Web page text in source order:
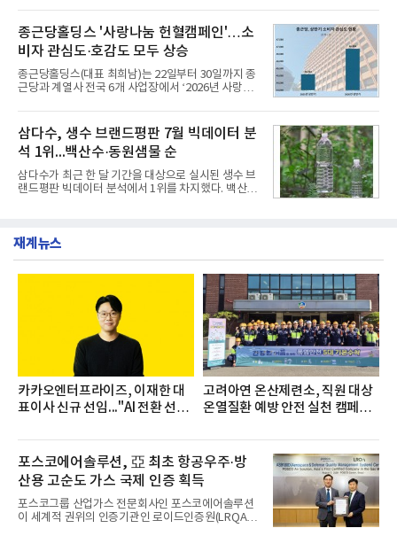
서도
부터 30일까지 서울 원센티널 NH농협캐피탈타워 22
층에서 운영했다고 31일 밝혔다.이번 프로그램은 경
영지원부 홍보팀과 2026년 새로이(e)＊가 공동 주관
했으며, ▲팀장·부장(7.27), ▲계장·주임(7.28), ▲과
장·차장(7.29), ▲대리(7.30) 등 직급별로 총 4회에 걸
쳐 진행됐다.참고로 새로이(e)는 NH농협캐피탈 MZ
세대들로(과장~계장) 구성된 자율 참여조직으로, 조
반에 전파하는 역할
종근당홀딩스 '사랑나눔 헌혈캠페인'…소
비자 관심도·호감도 모두 상승
종근당홀딩스(대표 최희남)는 22일부터 30일까지 종
근당과 계열사 전국 6개 사업장에서 ‘2026년 사랑나
인은 장마와 폭염, 여름휴가 등으로 헌혈 참여가 줄어
드는 시기에 안정적 혈액 수급에 기여하고 생명나눔
문화를 확산하기 위해 마련됐다.캠페인은 종근당 천
안공장을 시작으로 ▲효종연구소 ▲종근당바이오 안
산공장 ▲경보제약 아산본사 ▲종근당건강 당진공장
▲종근당 본사 등 전국 6개 사업장에서 릴레이 방식
으로 이어졌다.캠페인 기간에는 임직원의 참여를 독
증을 한국백혈병
삼다수, 생수 브랜드평판 7월 빅데이터 분
석 1위...백산수·동원샘물 순
삼다수가 최근 한 달 기간을 대상으로 실시된 생수 브
랜드평판 빅데이터 분석에서 1위를 차지했다. 백산수
까지 수집된 소비자 빅데이터 3,702,555건을 분석한
터는 지난 4월(3,435,836건) 대비 7.76% 증가한 수
치다.연구소에 따르면 7월 생수 브랜드평판 순위는 삼
다수, 백산수, 동원샘물, 스파클, 아이시스, 에비앙,
몽베스트, 크리스탈, 풀무원샘물, 평창수, 지리산수,
재계뉴스
카카오엔터프라이즈, 이재한 대
표이사 신규 선임..."AI 전환 선
고려아연 온산제련소, 직원 대상
온열질환 예방 안전 실천 캠페인
포스코에어솔루션, 亞 최초 항공우주·방
산용 고순도 가스 국제 인증 획득
포스코그룹 산업가스 전문회사인 포스코에어솔루션
이 세계적 권위의 인증기관인 로이드인증원(LRQA)